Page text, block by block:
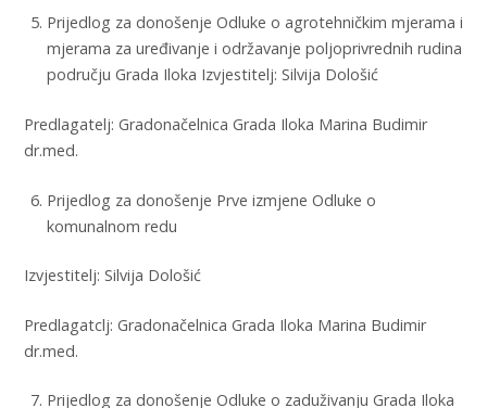
Prijedlog za donošenje Odluke o agrotehničkim mjerama i
mjerama za uređivanje i održavanje poljoprivrednih rudina
području Grada Iloka Izvjestitelj: Silvija Dološić
Predlagatelj: Gradonačelnica Grada Iloka Marina Budimir
dr.med.
Prijedlog za donošenje Prve izmjene Odluke o
komunalnom redu
Izvjestitelj: Silvija Dološić
Predlagatclj: Gradonačelnica Grada Iloka Marina Budimir
dr.med.
Prijedlog za donošenje Odluke o zaduživanju Grada Iloka